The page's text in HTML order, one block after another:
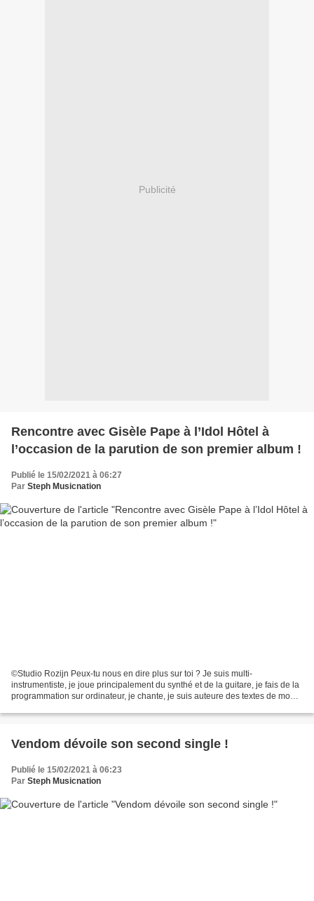
Publicité
Rencontre avec Gisèle Pape à l’Idol Hôtel à
l’occasion de la parution de son premier album !
Publié le 15/02/2021 à 06:27
Par Steph Musicnation
©Studio Rozijn Peux-tu nous en dire plus sur toi ? Je suis multi-
instrumentiste, je joue principalement du synthé et de la guitare, je fais de la
programmation sur ordinateur, je chante, je suis auteure des textes de mon
Vendom dévoile son second single !
Publié le 15/02/2021 à 06:23
Par Steph Musicnation